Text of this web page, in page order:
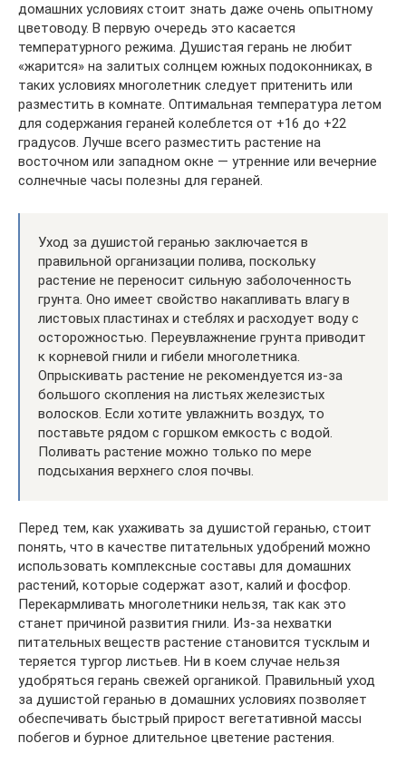
домашних условиях стоит знать даже очень опытному
цветоводу. В первую очередь это касается
температурного режима. Душистая герань не любит
«жарится» на залитых солнцем южных подоконниках, в
таких условиях многолетник следует притенить или
разместить в комнате. Оптимальная температура летом
для содержания гераней колеблется от +16 до +22
градусов. Лучше всего разместить растение на
восточном или западном окне — утренние или вечерние
солнечные часы полезны для гераней.
Уход за душистой геранью заключается в
правильной организации полива, поскольку
растение не переносит сильную заболоченность
грунта. Оно имеет свойство накапливать влагу в
листовых пластинах и стеблях и расходует воду с
осторожностью. Переувлажнение грунта приводит
к корневой гнили и гибели многолетника.
Опрыскивать растение не рекомендуется из-за
большого скопления на листьях железистых
волосков. Если хотите увлажнить воздух, то
поставьте рядом с горшком емкость с водой.
Поливать растение можно только по мере
подсыхания верхнего слоя почвы.
Перед тем, как ухаживать за душистой геранью, стоит
понять, что в качестве питательных удобрений можно
использовать комплексные составы для домашних
растений, которые содержат азот, калий и фосфор.
Перекармливать многолетники нельзя, так как это
станет причиной развития гнили. Из-за нехватки
питательных веществ растение становится тусклым и
теряется тургор листьев. Ни в коем случае нельзя
удобряться герань свежей органикой. Правильный уход
за душистой геранью в домашних условиях позволяет
обеспечивать быстрый прирост вегетативной массы
побегов и бурное длительное цветение растения.